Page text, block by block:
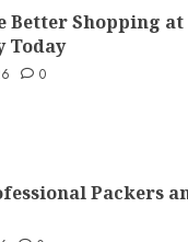
Better Shopping at
Today
0
Packers